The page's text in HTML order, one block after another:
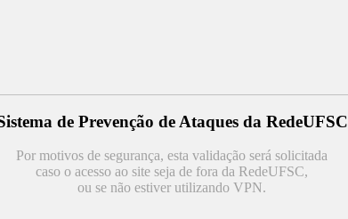
de Prevenção de Ataques da RedeUFSC
Por motivos de segurança, esta validação será solicitada
caso o acesso ao site seja de fora da RedeUFSC,
ou se não estiver utilizando VPN.